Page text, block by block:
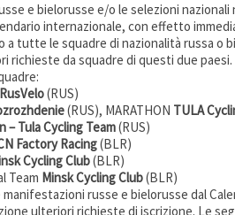
e bielorusse e/o le selezioni
internazionale, con effetto
tutte le squadre di nazionalità russa o
richieste da squadre di questi due
(RUS)
(RUS), MARATHON TULA
– Tula Cycling Team(RUS)
Factory Racing(BLR)
Cycling Club(BLR)
Team Minsk Cycling Club(BLR)
russe e bielorusse dal
ulteriori richieste di iscrizione. Le